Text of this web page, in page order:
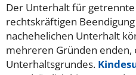
Der Unterhalt für
rechtskräftigen
nachehelichen Unterhalt
mehreren Gründen enden,
Unterhaltsgrundes.